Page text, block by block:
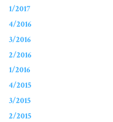
1/2017
4/2016
3/2016
2/2016
1/2016
4/2015
3/2015
2/2015